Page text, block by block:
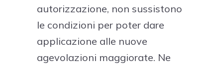
autorizzazione, non sussistono
le condizioni per poter dare
applicazione alle nuove
agevolazioni maggiorate. Ne